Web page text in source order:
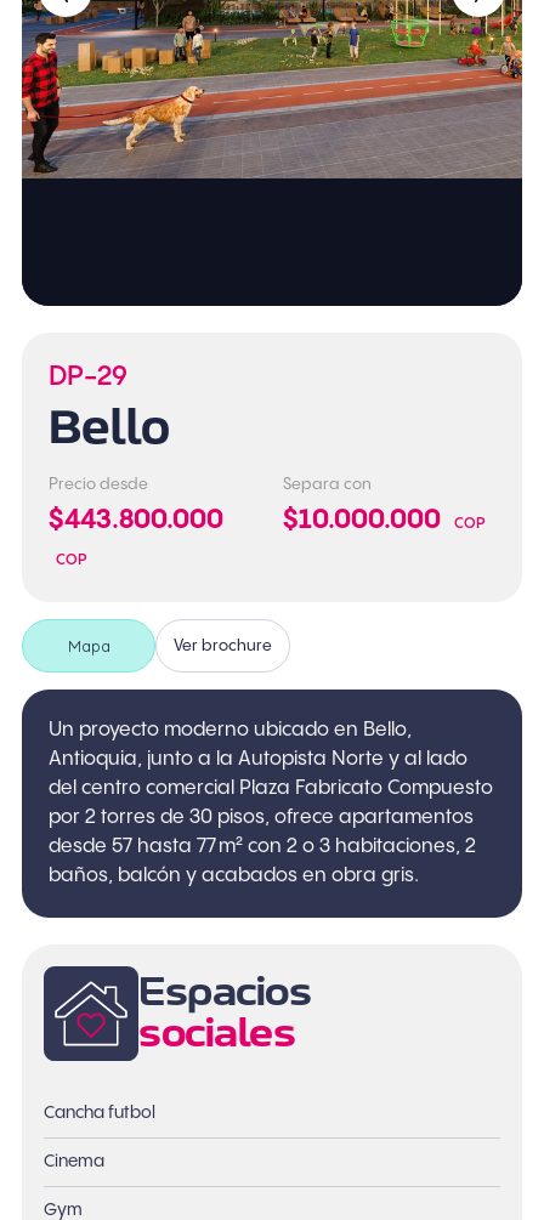
DP-29
Bello
Precio desde
$443.800.000
COP
Separa con
$10.000.000 COP
Mapa Ver brochure
Un proyecto moderno ubicado en Bello,
Antioquia, junto a la Autopista Norte y al lado
del centro comercial Plaza Fabricato Compuesto
por 2 torres de 30 pisos, ofrece apartamentos
desde 57 hasta 77 m² con 2 o 3 habitaciones, 2
baños, balcón y acabados en obra gris.
Espacios
sociales
Cancha futbol
Cinema
Gym